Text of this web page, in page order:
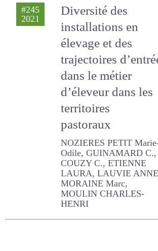
rekkik Fouad
Diversité des
installations en
élevage et des
trajectoires
d’entrée dans le
métier d’éleveur
dans les territoires
pastoraux
NOZIERES PETIT Marie-
Odile, GUINAMARD C.,
COUZY C., ETIENNE LAURA,
LAUVIE ANNE, MORAINE
Marc, MOULIN CHARLES-